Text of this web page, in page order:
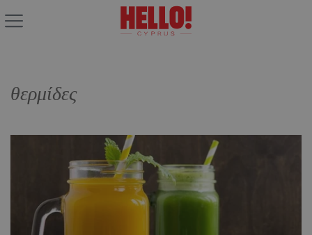
θερμίδες